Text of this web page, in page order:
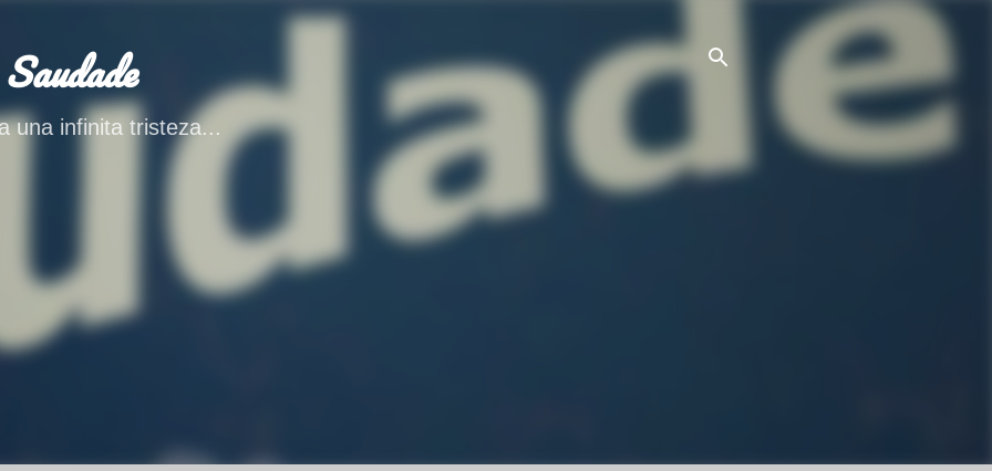
Ir al contenido principal
una infinita tristeza...